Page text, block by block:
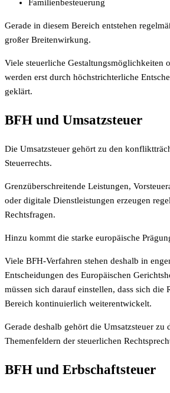
Familienbesteuerung
Gerade in diesem Bereich entstehen
großer Breitenwirkung.
Viele steuerliche Gestaltungsmöglichkeiten
werden erst durch höchstrichterliche
geklärt.
BFH und Umsatzsteuer
Die Umsatzsteuer gehört zu den
Steuerrechts.
Grenzüberschreitende Leistungen,
oder digitale Dienstleistungen erzeugen
Rechtsfragen.
Hinzu kommt die starke europäische
Viele BFH-Verfahren stehen deshalb in
Entscheidungen des Europäischen
müssen sich darauf einstellen, dass sich die
Bereich kontinuierlich weiterentwickelt.
Gerade deshalb gehört die Umsatzsteuer zu
Themenfeldern der steuerlichen
BFH und Erbschaftsteuer